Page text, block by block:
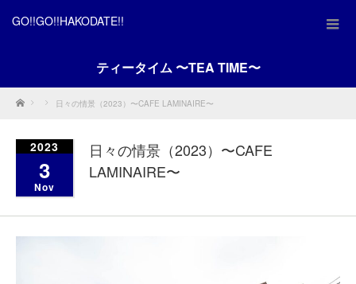
GO!!GO!!HAKODATE!!
ティータイム 〜TEA TIME〜
Home 日々の情景（2023）〜CAFE LAMINAIRE〜
2023
3
Nov
日々の情景（2023）〜CAFE
LAMINAIRE〜